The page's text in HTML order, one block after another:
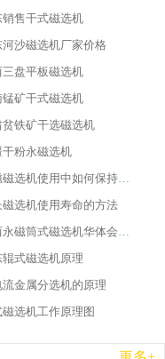
销售干式磁选机
河沙磁选机厂家价格
三盘平板磁选机
锰矿干式磁选机
贫铁矿干选磁选机
干粉永磁选机
强磁磁选机使用中如何保持其顺畅运行
磁选机使用寿命的方法
山西永磁筒式磁选机华体会手机网页版-华体会(中国)
辊式磁选机原理
流金属分选机的原理
选机工作原理图